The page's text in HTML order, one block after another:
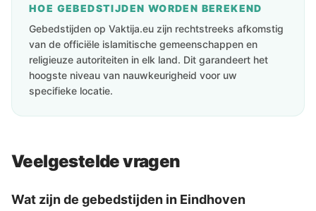
HOE GEBEDSTIJDEN WORDEN BEREKEND
Gebedstijden op Vaktija.eu zijn rechtstreeks afkomstig
van de officiële islamitische gemeenschappen en
religieuze autoriteiten in elk land. Dit garandeert het
hoogste niveau van nauwkeurigheid voor uw
specifieke locatie.
Veelgestelde vragen
Wat zijn de gebedstijden in Eindhoven